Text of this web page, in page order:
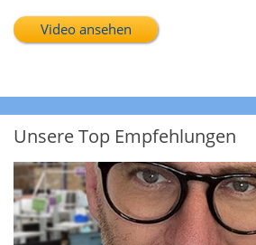
Video ansehen
Unsere Top Empfehlungen